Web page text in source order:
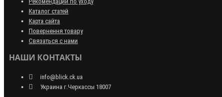
Каталог статей
Карта сайта
Повернення товару
Связаться с нами
НАШИ КОНТАКТЫ
info@blick.ck.ua
Украина г.Черкассы 18007